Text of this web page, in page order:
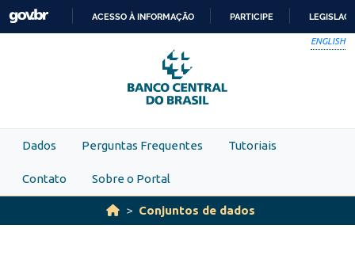
Skip to main content
PARA
O
CONTEÚDO
ACESSO À INFORMAÇÃO PARTICIPE
ENGLISH
Dados Perguntas Frequentes Tutoriais
Contato Sobre o Portal
Conjuntos de dados